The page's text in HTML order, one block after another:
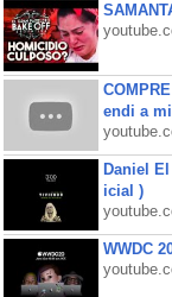
endi a
Daniel
icial )
WWDC